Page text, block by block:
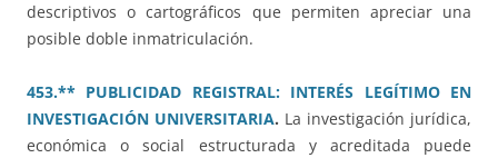
descriptivos o cartográficos que permiten apreciar una
posible doble inmatriculación.
453.** PUBLICIDAD REGISTRAL: INTERÉS LEGÍTIMO EN
INVESTIGACIÓN UNIVERSITARIA. La investigación jurídica,
económica o social estructurada y acreditada puede